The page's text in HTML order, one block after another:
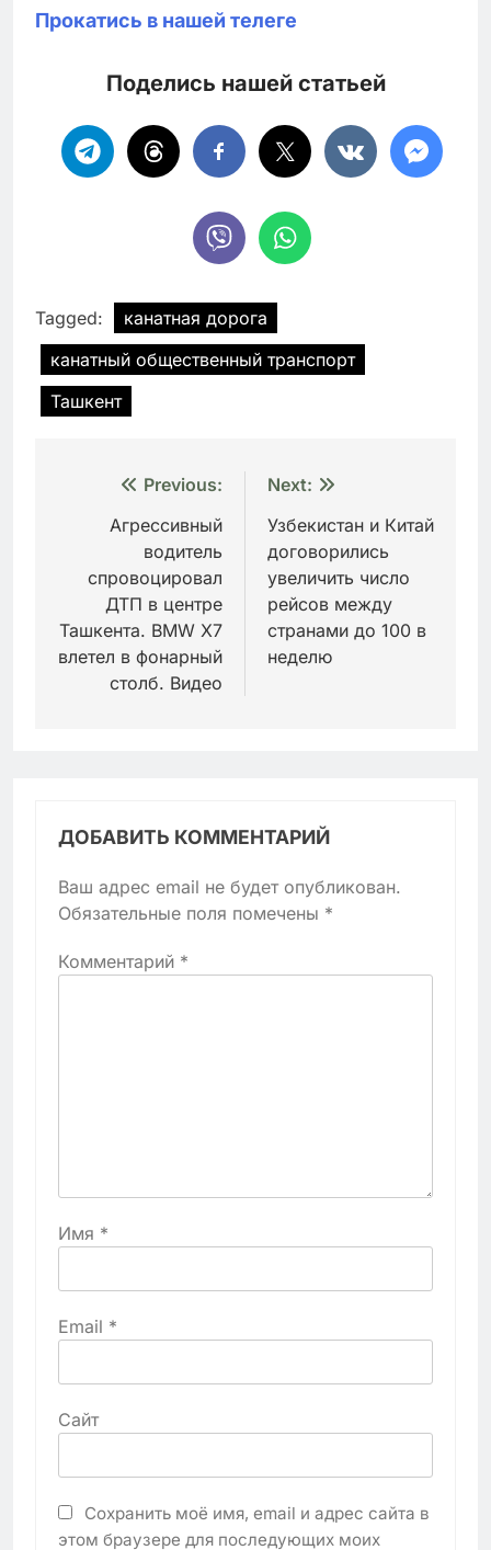
Прокатись в нашей телеге
Поделись нашей статьей
Tagged:
канатная дорога
канатный общественный транспорт
Ташкент
Навигация
записям
Previous:
Агрессивный
водитель
спровоцировал
ДТП в центре
Ташкента. BMW X7
влетел в фонарный
столб. Видео
Next:
Узбекистан и Китай
договорились
увеличить число
рейсов между
странами до 100 в
неделю
ДОБАВИТЬ КОММЕНТАРИЙ
Ваш адрес email не будет опубликован.
Обязательные поля помечены *
Комментарий *
Имя *
Email *
Сайт
Сохранить моё имя, email и адрес сайта в
этом браузере для последующих моих